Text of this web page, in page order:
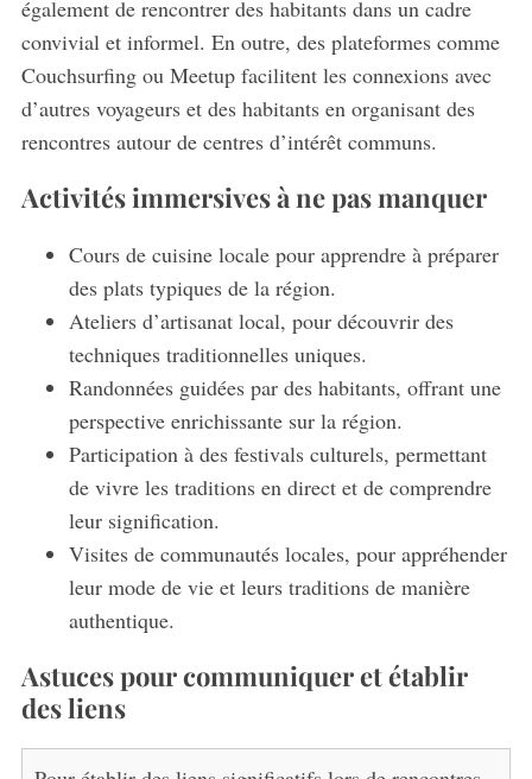
également de rencontrer des habitants dans un cadre
convivial et informel. En outre, des plateformes comme
Couchsurfing ou Meetup facilitent les connexions avec
d’autres voyageurs et des habitants en organisant des
rencontres autour de centres d’intérêt communs.
Activités immersives à ne pas manquer
Cours de cuisine locale pour apprendre à préparer
des plats typiques de la région.
Ateliers d’artisanat local, pour découvrir des
techniques traditionnelles uniques.
Randonnées guidées par des habitants, offrant une
perspective enrichissante sur la région.
Participation à des festivals culturels, permettant
de vivre les traditions en direct et de comprendre
leur signification.
Visites de communautés locales, pour appréhender
leur mode de vie et leurs traditions de manière
authentique.
Astuces pour communiquer et établir
des liens
S
e
r
c
f
o